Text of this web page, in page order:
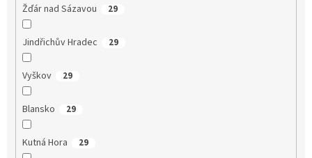
Žďár nad Sázavou 29
Jindřichův Hradec 29
Vyškov 29
Blansko 29
Kutná Hora 29